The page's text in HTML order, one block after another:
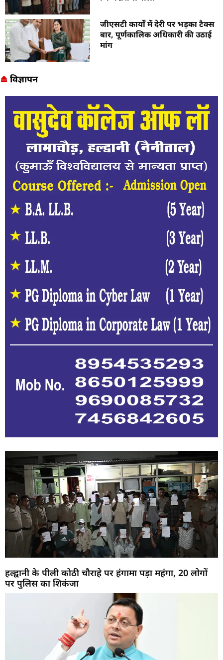
जीएसटी कार्यों में देरी पर भड़का टैक्स
बार, पूर्णकालिक अधिकारी की उठाई
मांग
विज्ञापन
हल्द्वानी के पीली कोठी चौराहे पर हंगामा पड़ा महंगा, 20 लोगों
पर पुलिस का शिकंजा